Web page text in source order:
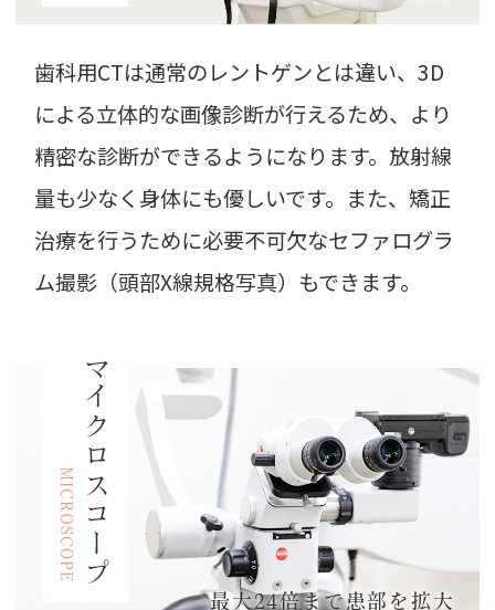
歯科用CTは通常のレントゲンとは違い、3D
による立体的な画像診断が行えるため、より
精密な診断ができるようになります。放射線
量も少なく身体にも優しいです。また、矯正
治療を行うために必要不可欠なセファログラ
ム撮影（頭部X線規格写真）もできます。
マイクロスコープ
最大24倍まで患部を拡大